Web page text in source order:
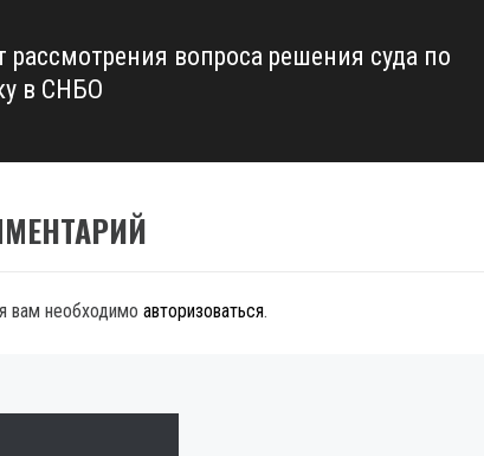
рассмотрения вопроса решения суда по
в СНБО
вам необходимо авторизоваться.